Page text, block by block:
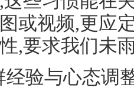
或视频,更应
,要求我们未
经验与心态调